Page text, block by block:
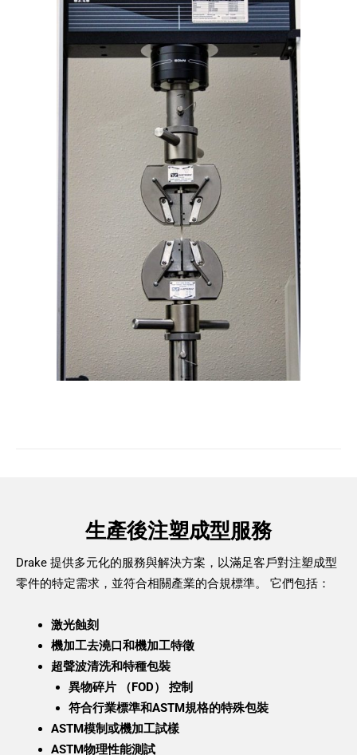
生產後注塑成型服務
Drake 提供多元化的服務與解決方案，以滿足客戶對注塑成型
零件的特定需求，並符合相關產業的合規標準。 它們包括：
激光蝕刻
機加工去澆口和機加工特徵
超聲波清洗和特種包裝
異物碎片 （FOD） 控制
符合行業標準和ASTM規格的特殊包裝
ASTM模制或機加工試樣
ASTM物理性能測試